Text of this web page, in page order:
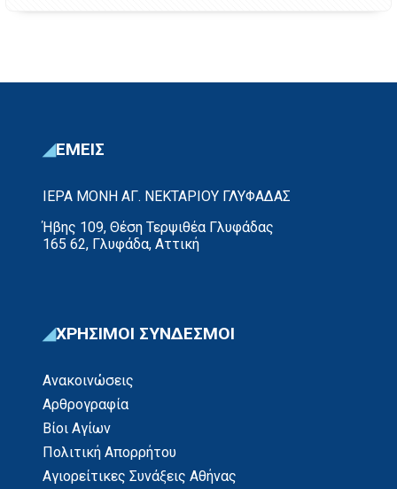
ΕΜΕΙΣ
ΙΕΡΑ ΜΟΝΗ ΑΓ. ΝΕΚΤΑΡΙΟΥ ΓΛΥΦΑΔΑΣ
Ήβης 109, Θέση Τερψιθέα Γλυφάδας
165 62, Γλυφάδα, Αττική
ΧΡΗΣΙΜΟΙ ΣΥΝΔΕΣΜΟΙ
Ανακοινώσεις
Αρθρογραφία
Βίοι Αγίων
Πολιτική Απορρήτου
Αγιορείτικες Συνάξεις Αθήνας